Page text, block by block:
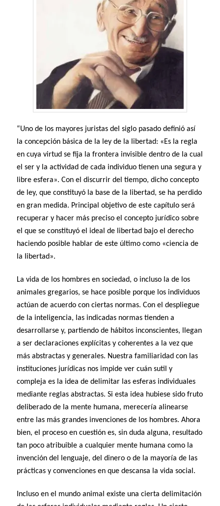
“Uno de los mayores juristas del siglo pasado definió así
la concepción básica de la ley de la libertad: «Es la regla
en cuya virtud se fija la frontera invisible dentro de la cual
el ser y la actividad de cada individuo tienen una segura y
libre esfera». Con el discurrir del tiempo, dicho concepto
de ley, que constituyó la base de la libertad, se ha perdido
en gran medida. Principal objetivo de este capítulo será
recuperar y hacer más preciso el concepto jurídico sobre
el que se constituyó el ideal de libertad bajo el derecho
haciendo posible hablar de este último como «ciencia de
la Iibertad».
La vida de los hombres en sociedad, o incluso la de los
animales gregarios, se hace posible porque los individuos
actúan de acuerdo con ciertas normas. Con el despliegue
de la inteligencia, las indicadas normas tienden a
desarrollarse y, partiendo de hábitos inconscientes, llegan
a ser declaraciones explícitas y coherentes a la vez que
más abstractas y generales. Nuestra familiaridad con las
instituciones jurídicas nos impide ver cuán sutil y
compleja es la idea de delimitar las esferas individuales
mediante reglas abstractas. Si esta idea hubiese sido fruto
deliberado de la mente humana, merecería alinearse
entre las más grandes invenciones de los hombres. Ahora
bien, el proceso en cuestión es, sin duda alguna, resultado
tan poco atribuible a cualquier mente humana como la
invención del lenguaje, del dinero o de la mayoría de las
prácticas y convenciones en que descansa la vida social.
Incluso en el mundo animal existe una cierta delimitación